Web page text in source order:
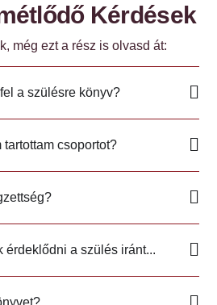
Kérdések
még ezt a rész is olvasd át:
a szülésre könyv?
tartottam csoportot?
érdeklődni a szülés iránt...